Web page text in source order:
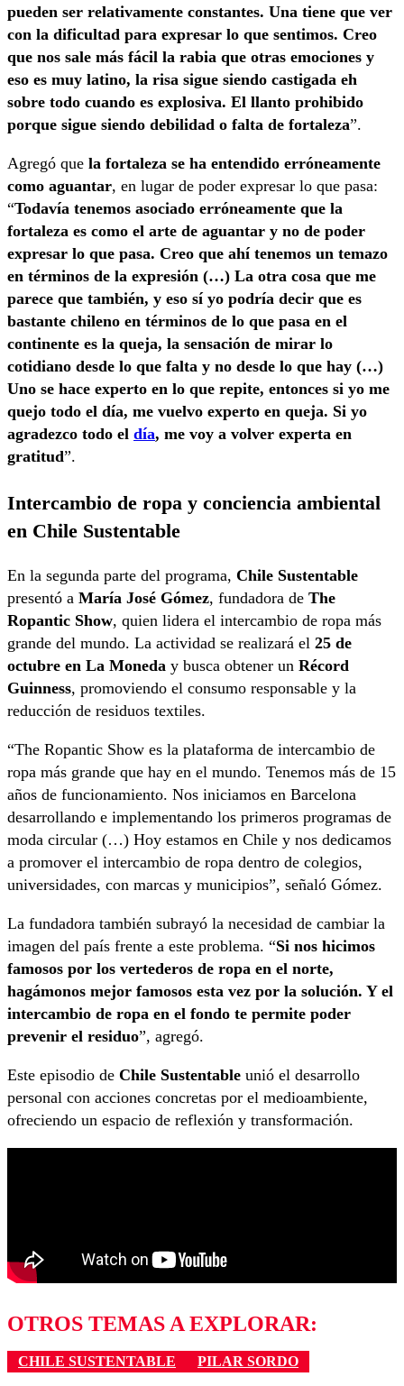
pueden ser relativamente constantes. Una tiene que ver
con la dificultad para expresar lo que sentimos. Creo
que nos sale más fácil la rabia que otras emociones y
eso es muy latino, la risa sigue siendo castigada eh
sobre todo cuando es explosiva. El llanto prohibido
porque sigue siendo debilidad o falta de fortaleza”.
Agregó que la fortaleza se ha entendido erróneamente
como aguantar, en lugar de poder expresar lo que pasa:
“Todavía tenemos asociado erróneamente que la
fortaleza es como el arte de aguantar y no de poder
expresar lo que pasa. Creo que ahí tenemos un temazo
en términos de la expresión (…) La otra cosa que me
parece que también, y eso sí yo podría decir que es
bastante chileno en términos de lo que pasa en el
continente es la queja, la sensación de mirar lo
cotidiano desde lo que falta y no desde lo que hay (…)
Uno se hace experto en lo que repite, entonces si yo me
quejo todo el día, me vuelvo experto en queja. Si yo
agradezco todo el día, me voy a volver experta en
gratitud”.
Intercambio de ropa y conciencia ambiental
en Chile Sustentable
En la segunda parte del programa, Chile Sustentable
presentó a María José Gómez, fundadora de The
Ropantic Show, quien lidera el intercambio de ropa más
grande del mundo. La actividad se realizará el 25 de
octubre en La Moneda y busca obtener un Récord
Guinness, promoviendo el consumo responsable y la
reducción de residuos textiles.
“The Ropantic Show es la plataforma de intercambio de
ropa más grande que hay en el mundo. Tenemos más de 15
años de funcionamiento. Nos iniciamos en Barcelona
desarrollando e implementando los primeros programas de
moda circular (…) Hoy estamos en Chile y nos dedicamos
a promover el intercambio de ropa dentro de colegios,
universidades, con marcas y municipios”, señaló Gómez.
La fundadora también subrayó la necesidad de cambiar la
imagen del país frente a este problema. “Si nos hicimos
famosos por los vertederos de ropa en el norte,
hagámonos mejor famosos esta vez por la solución. Y el
intercambio de ropa en el fondo te permite poder
prevenir el residuo”, agregó.
Este episodio de Chile Sustentable unió el desarrollo
personal con acciones concretas por el medioambiente,
ofreciendo un espacio de reflexión y transformación.
OTROS TEMAS A EXPLORAR:
CHILE SUSTENTABLE PILAR SORDO